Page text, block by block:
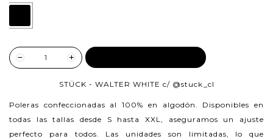
STÜCK - WALTER WHITE c/ @stuck_cl
Poleras confeccionadas al 100% en algodón. Disponibles en
todas las tallas desde S hasta XXL, aseguramos un ajuste
perfecto para todos. Las unidades son limitadas, lo que